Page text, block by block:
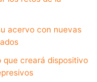
acervo con nuevas
que creará dispositivo